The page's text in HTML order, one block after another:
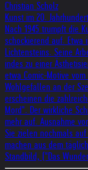
Christian Scholz
Kunst im 20. Jahrhundert
Nach 1945 trumpft die
schockierend auf. Etwa
Lichtensteins. Seine
indes zu einer
etwa Comic-Motive
Wohlgefallen an der
erscheinen die
Mord". Der wirkliche
mehr auf. Ausnahme
Sie zielen nochmals
machen aus dem
Standbild, ("Das